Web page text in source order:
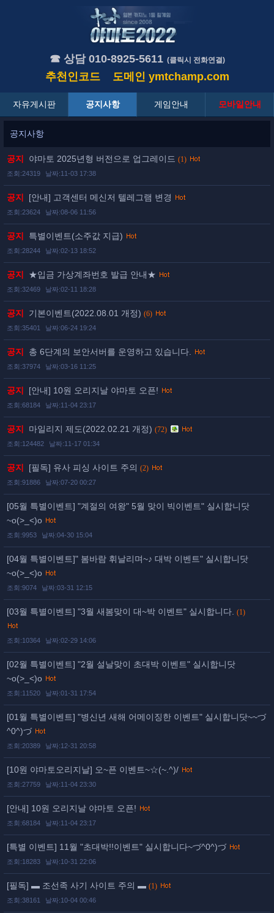
☎ 상담 010-8925-5611 (클릭시 전화연결)
추천인코드 도메인 ymtchamp.com
자유게시판 공지사항 게임안내 모바일안내
공지사항
공지 야마토 2025년형 버전으로 업그레이드 (1)
조회:24319 날짜:11-03 17:38
공지 [안내] 고객센터 메신저 텔레그램 변경
조회:23624 날짜:08-06 11:56
공지 특별이벤트(소주값 지급)
조회:28244 날짜:02-13 18:52
공지 ★입금 가상계좌번호 발급 안내★
조회:32469 날짜:02-11 18:28
공지 기본이벤트(2022.08.01 개정) (6)
조회:35401 날짜:06-24 19:24
공지 총 6단계의 보안서버를 운영하고 있습니다.
조회:37974 날짜:03-16 11:25
공지 [안내] 10원 오리지날 야마토 오픈!
조회:68184 날짜:11-04 23:17
공지 마일리지 제도(2022.02.21 개정) (72)
조회:124482 날짜:11-17 01:34
공지 [필독] 유사 피싱 사이트 주의 (2)
조회:91886 날짜:07-20 00:27
[05월 특별이벤트] "계절의 여왕" 5월 맞이 빅이벤트" 실시합니닷
~o(>_<)o
조회:9953 날짜:04-30 15:04
[04월 특별이벤트]" 봄바람 휘날리며~♪ 대박 이벤트" 실시합니닷
~o(>_<)o
조회:9074 날짜:03-31 12:15
[03월 특별이벤트] "3월 새봄맞이 대~박 이벤트" 실시합니다. (1)
조회:10364 날짜:02-29 14:06
[02월 특별이벤트] "2월 설날맞이 초대박 이벤트" 실시합니닷
~o(>_<)o
조회:11520 날짜:01-31 17:54
[01월 특별이벤트] "병신년 새해 어메이징한 이벤트" 실시합니닷~~づ
^0^)づ
조회:20389 날짜:12-31 20:58
[10원 야마토오리지날] 오~픈 이벤트~☆(~.^)/
조회:27759 날짜:11-04 23:30
[안내] 10원 오리지날 야마토 오픈!
조회:68184 날짜:11-04 23:17
[특별 이벤트] 11월 "초대박!!이벤트" 실시합니다~づ^0^)づ
조회:18283 날짜:10-31 22:06
[필독] ▬ 조선족 사기 사이트 주의 ▬ (1)
조회:38161 날짜:10-04 00:46